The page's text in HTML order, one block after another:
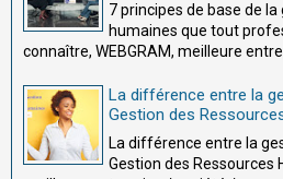
7 principes de base de
humaines que tout
connaître, WEBGRAM, meilleure
La différence entre la
Gestion des
La différence entre la
Gestion des Ressources